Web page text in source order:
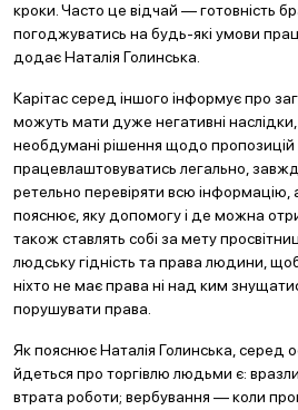
кроки. Часто це відчай — готовність
погоджуватись на будь-які умови
додає Наталія Голинська.
Карітас серед іншого інформує про
можуть мати дуже негативні
необдумані рішення щодо
працевлаштовуватись легально,
ретельно перевіряти всю інформацію,
пояснює, яку допомогу і де можна
також ставлять собі за мету
людську гідність та права людини,
ніхто не має права ні над ким
порушувати права.
Як пояснює Наталія Голинська, серед
йдеться про торгівлю людьми є:
втрата роботи; вербування — коли